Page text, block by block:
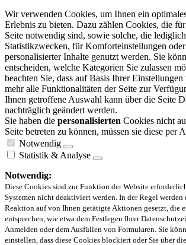
Wir verwenden Cookies, um Ihnen ein
Erlebnis zu bieten. Dazu zählen Cookies, die
Seite notwendig sind, sowie solche, die
Statistikzwecken, für Komforteinstellungen
personalisierter Inhalte genutzt werden. Sie
entscheiden, welche Kategorien Sie zulassen
beachten Sie, dass auf Basis Ihrer
mehr alle Funktionalitäten der Seite zur
Ihnen getroffene Auswahl kann über die Seite
nachträglich geändert werden.
Sie haben die personalisierten Cookies nicht
Seite betreten zu können, müssen sie diese per
Notwendig
Statistik & Analyse
Notwendig:
Diese Cookies sind zur Funktion der Website
Systemen nicht deaktiviert werden. In der Regel werden
Reaktion auf von Ihnen getätigte Aktionen gesetzt, die
entsprechen, wie etwa dem Festlegen Ihrer
Anmelden oder dem Ausfüllen von Formularen. Sie
einstellen, dass diese Cookies blockiert oder Sie über